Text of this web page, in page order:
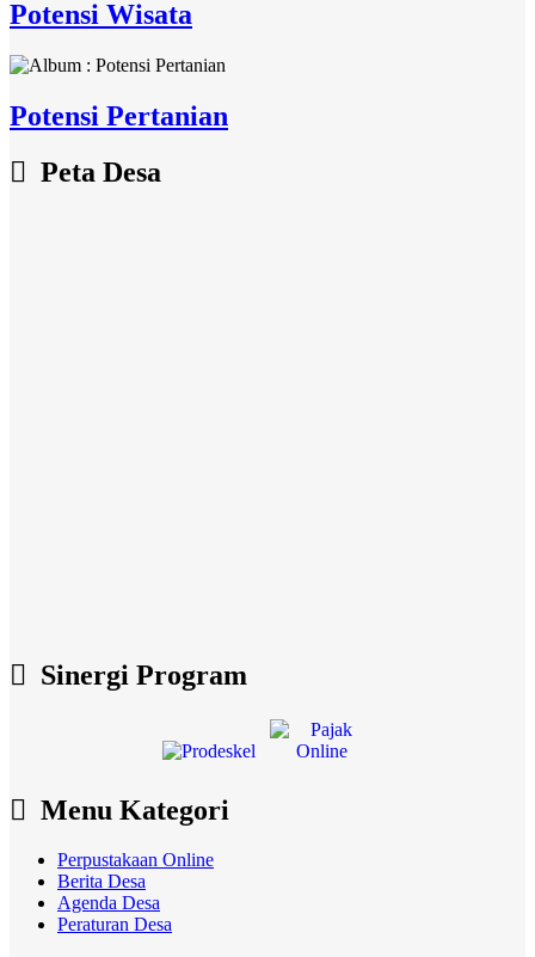
Potensi Wisata
Potensi Pertanian
Peta Desa
Sinergi Program
Menu Kategori
Perpustakaan Online
Berita Desa
Agenda Desa
Peraturan Desa